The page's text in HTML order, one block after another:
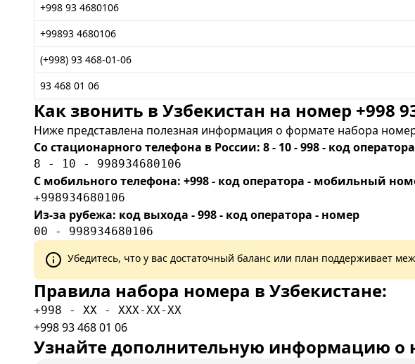
+998 93 4680106
+99893 4680106
(+998) 93 468-01-06
93 468 01 06
Как звонить в Узбекистан на номер +998
Ниже представлена полезная информация о формате набора
Со стационарного телефона в России: 8 - 10 - 998 - код
8 - 10 - 998934680106
С мобильного телефона: +998 - код оператора - мобильный
+998934680106
Из-за рубежа: код выхода - 998 - код оператора - номер
00 - 998934680106
Убедитесь, что у вас достаточный баланс или план поддерживает
Правила набора номера в Узбекистане:
+998 - XX - XXX-XX-XX
+998 93 468 01 06
Узнайте дополнительную информацию о